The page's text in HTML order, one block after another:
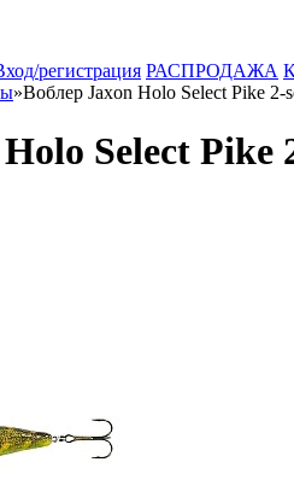
регистрация РАСПРОДАЖА
»Воблер Jaxon Holo Select Pike 2-
Select Pike